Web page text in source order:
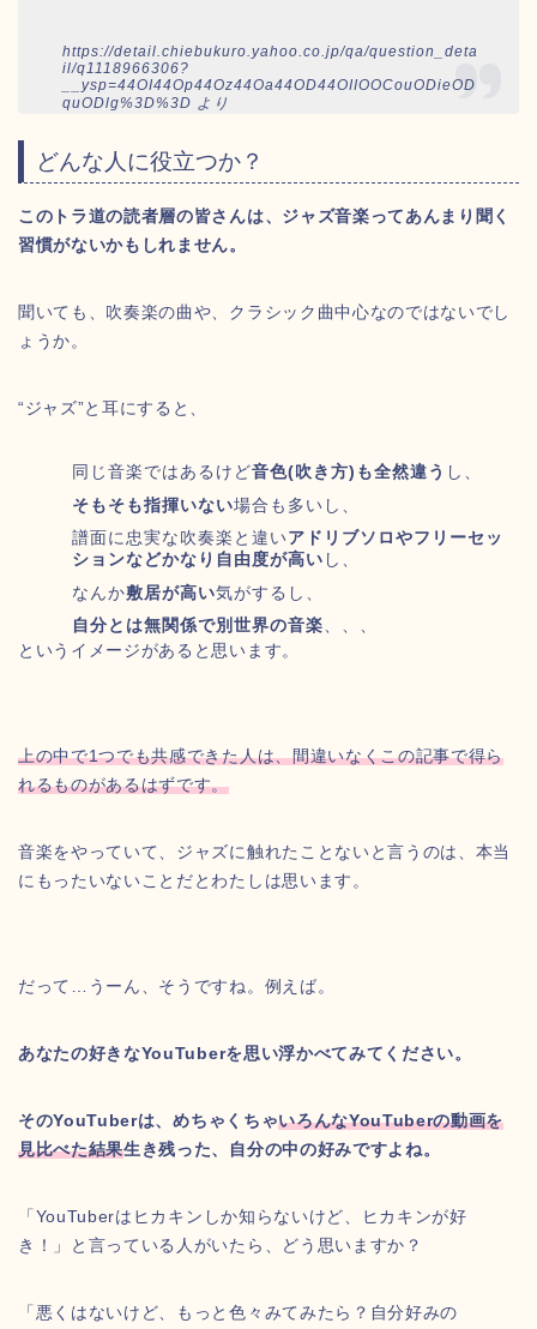
https://detail.chiebukuro.yahoo.co.jp/qa/question_deta
il/q1118966306?
__ysp=44OI44Op44Oz44Oa44OD44OIIOOCouODieOD
quODlg%3D%3D より
どんな人に役立つか？
このトラ道の読者層の皆さんは、ジャズ音楽ってあんまり聞く
習慣がないかもしれません。
聞いても、吹奏楽の曲や、クラシック曲中心なのではないでし
ょうか。
“ジャズ”と耳にすると、
同じ音楽ではあるけど音色(吹き方)も全然違う し、
そもそも指揮いない場合も多いし、
譜面に忠実な吹奏楽と違いアドリブソロやフリーセッ
ションなどかなり自由度が高い し、
なんか敷居が高い気がするし、
自分とは無関係で別世界の音楽、、、
というイメージがあると思います。
上の中で1つでも共感できた人は、間違いなくこの記事で得ら
れるものがあるはずです。
音楽をやっていて、ジャズに触れたことないと言うのは、本当
にもったいないことだとわたしは思います。
だって…うーん、そうですね。例えば。
あなたの好きなYouTuberを思い浮かべてみてください。
そのYouTuberは、めちゃくちゃいろんなYouTuberの動画を
見比べた結果生き残った、自分の中の好みですよね。
「YouTuberはヒカキンしか知らないけど、ヒカキンが好
き！」と言っている人がいたら、どう思いますか？
「悪くはないけど、もっと色々みてみたら？自分好みの